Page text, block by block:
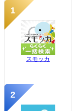
スモッカ